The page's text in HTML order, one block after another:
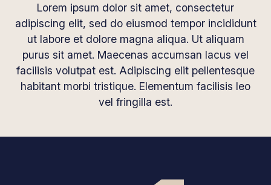
Lorem ipsum dolor sit amet, consectetur
adipiscing elit, sed do eiusmod tempor incididunt
ut labore et dolore magna aliqua. Ut aliquam
purus sit amet. Maecenas accumsan lacus vel
facilisis volutpat est. Adipiscing elit pellentesque
habitant morbi tristique. Elementum facilisis leo
vel fringilla est.